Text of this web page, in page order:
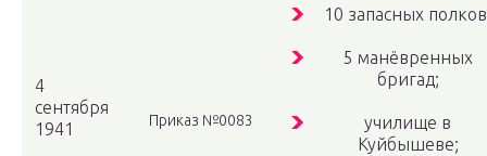
4
сентября
1941
Приказ №0083
10 запасных
5 манёвренных
бригад;
училище в
Куйбышеве;